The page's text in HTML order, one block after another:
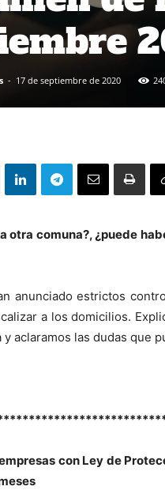
- 17 de septiembre de 2020
otra comuna?, ¿puede
anunciado estrictos
a los domicilios.
aclaramos las dudas que
con Ley de